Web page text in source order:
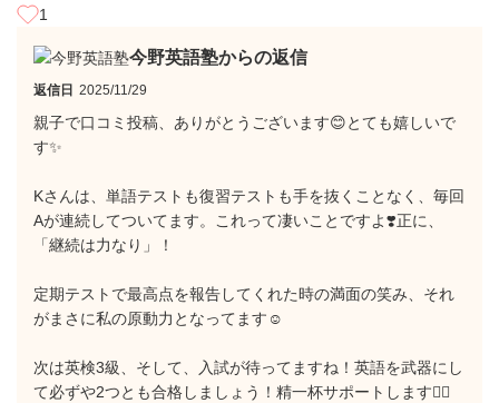
1
今野英語塾からの返信
返信日 2025/11/29
親子で口コミ投稿、ありがとうございます😊とても嬉しいで
す✨
Kさんは、単語テストも復習テストも手を抜くことなく、毎回
Aが連続してついてます。これって凄いことですよ❣️正に、
「継続は力なり」！
定期テストで最高点を報告してくれた時の満面の笑み、それ
がまさに私の原動力となってます☺️
次は英検3級、そして、入試が待ってますね！英語を武器にし
て必ずや2つとも合格しましょう！精一杯サポートします✊🏻